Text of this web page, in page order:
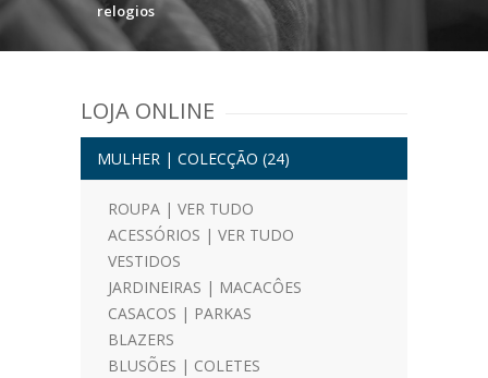
relogios
LOJA ONLINE
MULHER | COLECÇÃO (24)
ROUPA | VER TUDO
ACESSÓRIOS | VER TUDO
VESTIDOS
JARDINEIRAS | MACACÔES
CASACOS | PARKAS
BLAZERS
BLUSÕES | COLETES